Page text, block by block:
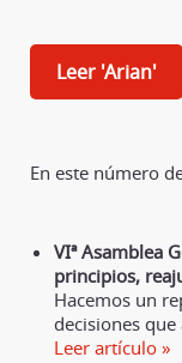
Leer 'Arian'
En este número
VIª Asamblea
principios,
Hacemos un
decisiones
Leer artículo »